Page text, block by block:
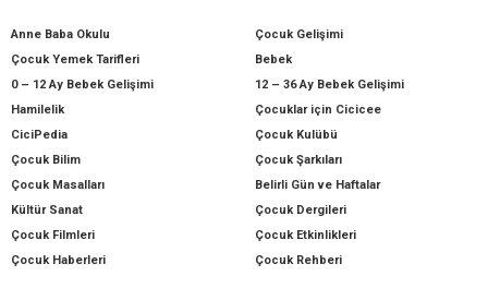
Anne Baba Okulu
Çocuk Gelişimi
Çocuk Yemek Tarifleri
Bebek
0 – 12 Ay Bebek Gelişimi
12 – 36 Ay Bebek Gelişimi
Hamilelik
Çocuklar için Cicicee
CiciPedia
Çocuk Kulübü
Çocuk Bilim
Çocuk Şarkıları
Çocuk Masalları
Belirli Gün ve Haftalar
Kültür Sanat
Çocuk Dergileri
Çocuk Filmleri
Çocuk Etkinlikleri
Çocuk Haberleri
Çocuk Rehberi